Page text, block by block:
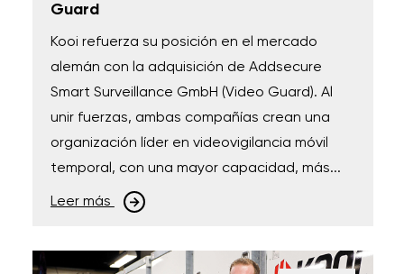
Guard
Kooi refuerza su posición en el mercado
alemán con la adquisición de Addsecure
Smart Surveillance GmbH (Video Guard). Al
unir fuerzas, ambas compañías crean una
organización líder en videovigilancia móvil
temporal, con una mayor capacidad, más...
Leer más